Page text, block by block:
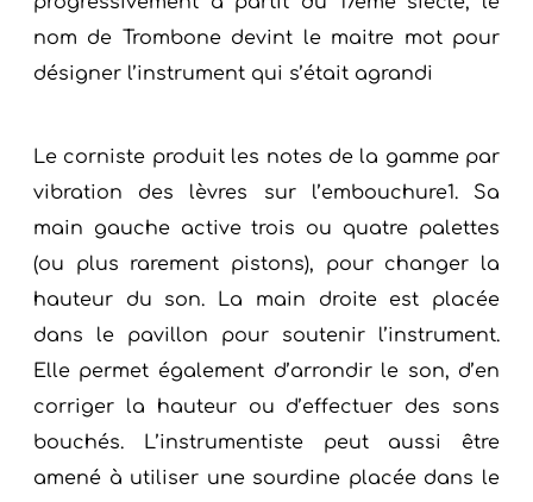
nom de Trombone devint le maitre mot pour
désigner l’instrument qui s’était agrandi
Le corniste produit les notes de la gamme par
vibration des lèvres sur l’embouchure1. Sa
main gauche active trois ou quatre palettes
(ou plus rarement pistons), pour changer la
hauteur du son. La main droite est placée
dans le pavillon pour soutenir l’instrument.
Elle permet également d’arrondir le son, d’en
corriger la hauteur ou d’effectuer des sons
bouchés. L’instrumentiste peut aussi être
amené à utiliser une sourdine placée dans le